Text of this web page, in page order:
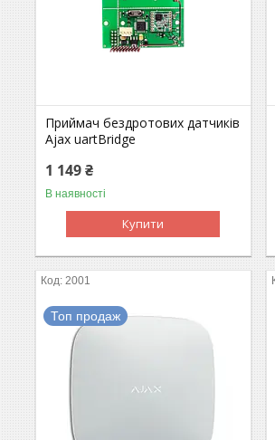
Приймач бездротових датчиків
Ajax uartBridge
1 149 ₴
В наявності
Купити
2001
Топ продаж